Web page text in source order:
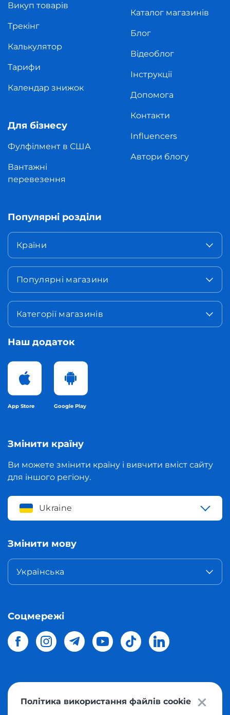
Викуп товарів
Трекінг
Калькулятор
Тарифи
Календар знижок
Для бізнесу
Фулфілмент в США
Вантажні
перевезення
Каталог магазинів
Блог
Відеоблог
Інструкції
Допомога
Контакти
Influencers
Автори блогу
Популярні розділи
Країни
Популярні магазини
Категорії магазинів
Наш додаток
App Store Google Play
Змінити країну
Ви можете змінити країну і вивчити вміст сайту
для іншого регіону.
Ukraine
Змінити мову
Українська
Соцмережі
магазинів світу в Україну.Всі права захищені
Політика використання файлів cookie